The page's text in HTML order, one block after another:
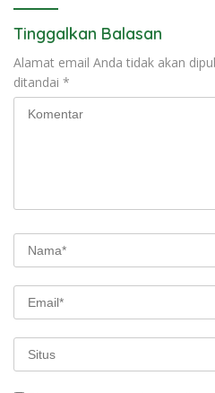
Tinggalkan Balasan
Alamat email Anda tidak akan
ditandai *